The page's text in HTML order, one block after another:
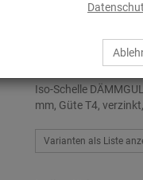
Iso-Schelle
mm, Güte T4,
Varianten als Liste